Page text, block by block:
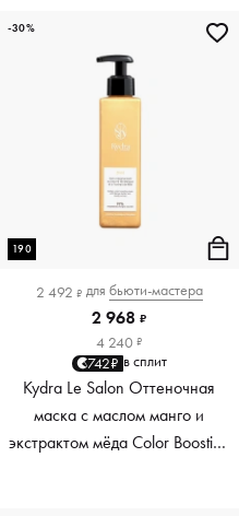
190
2 492 ₽ для бьюти-мастера
2 968 ₽
4 240 ₽
742₽ в сплит
Kydra Le Salon Оттеночная
маска с маслом манго и
экстрактом мёда Color Boosting
-30%